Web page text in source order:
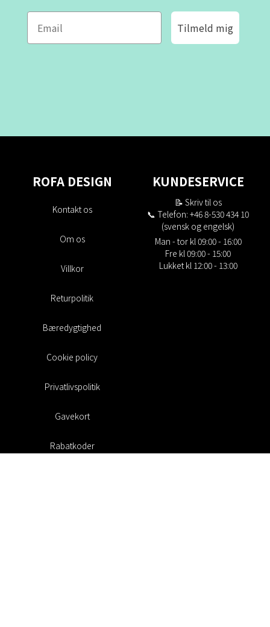
Tilmeld mig
ROFA DESIGN
Kontakt os
Om os
Villkor
Returpolitik
Bæredygtighed
Cookie policy
Privatlivspolitik
Gavekort
Rabatkoder
KUNDESERVICE
📝 Skriv til os
📞 Telefon: +46 8-530 434 10
(svensk og engelsk)
Man - tor kl 09:00 - 16:00
Fre kl 09:00 - 15:00
Lukket kl 12:00 - 13:00